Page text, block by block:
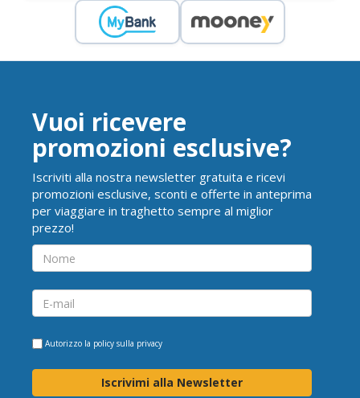
Vuoi ricevere
promozioni esclusive?
Iscriviti alla nostra newsletter gratuita e ricevi
promozioni esclusive, sconti e offerte in anteprima
per viaggiare in traghetto sempre al miglior
prezzo!
Autorizzo la policy sulla privacy
Iscrivimi alla Newsletter